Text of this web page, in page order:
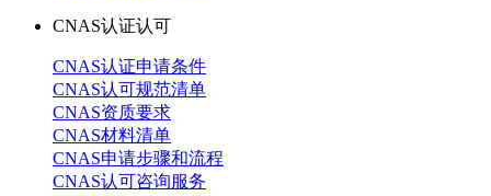
CNAS认证认可
CNAS认证申请条件
CNAS认可规范清单
CNAS资质要求
CNAS材料清单
CNAS申请步骤和流程
CNAS认可咨询服务